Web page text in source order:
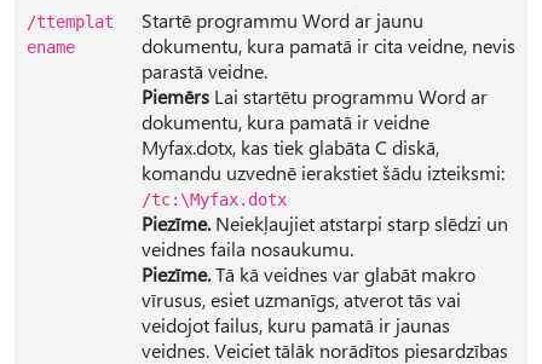
/ttemplat
ename
Startē programmu Word ar jaunu
dokumentu, kura pamatā ir cita veidne, nevis
parastā veidne.
Piemērs Lai startētu programmu Word ar
dokumentu, kura pamatā ir veidne
Myfax.dotx, kas tiek glabāta C diskā,
komandu uzvednē ierakstiet šādu izteiksmi:
/tc:\Myfax.dotx
Piezīme.Neiekļaujiet atstarpi starp slēdzi un
veidnes faila nosaukumu.
Piezīme.Tā kā veidnes var glabāt makro
vīrusus, esiet uzmanīgs, atverot tās vai
veidojot failus, kuru pamatā ir jaunas
veidnes. Veiciet tālāk norādītos piesardzības